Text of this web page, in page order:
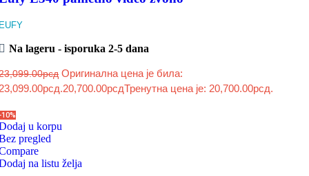
Na lageru - isporuka 2-5 dana
рсд Оригинална цена је била:
20,700.00рсдТренутна цена је: 20,700.00рсд.
u korpu
pregled
na listu želja